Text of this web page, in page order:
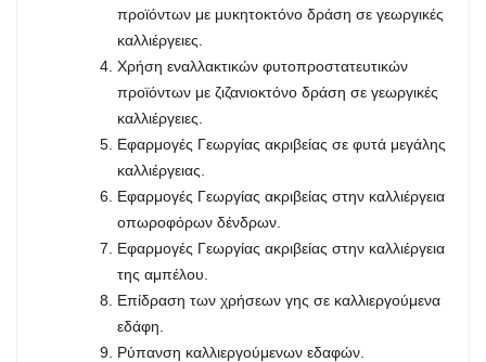
προϊόντων με μυκητοκτόνο δράση σε γεωργικές
καλλιέργειες.
Χρήση εναλλακτικών φυτοπροστατευτικών
προϊόντων με ζιζανιοκτόνο δράση σε γεωργικές
καλλιέργειες.
Εφαρμογές Γεωργίας ακριβείας σε φυτά μεγάλης
καλλιέργειας.
Εφαρμογές Γεωργίας ακριβείας στην καλλιέργεια
οπωροφόρων δένδρων.
Εφαρμογές Γεωργίας ακριβείας στην καλλιέργεια
της αμπέλου.
Επίδραση των χρήσεων γης σε καλλιεργούμενα
εδάφη.
Ρύπανση καλλιεργούμενων εδαφών.